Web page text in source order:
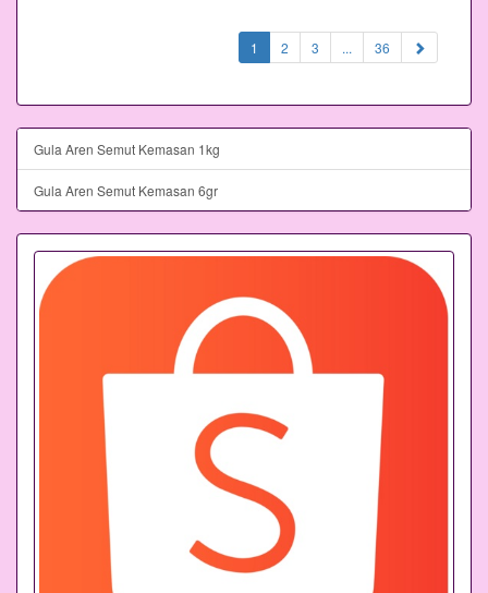
1 (current)
2 3 ... 36
Gula Aren Semut Kemasan 1kg
Gula Aren Semut Kemasan 6gr